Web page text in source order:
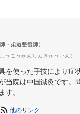
師・柔道整復師）
うこうかんしんきゅういん）
を使った手技により症
当院は中国鍼灸です。
す。
他のリンク